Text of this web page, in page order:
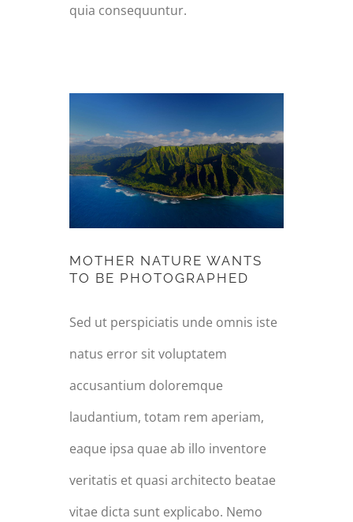
quia consequuntur.
MOTHER NATURE
WANTS TO BE
PHOTOGRAPHED
MOTHER NATURE WANTS
TO BE PHOTOGRAPHED
Sed ut perspiciatis unde omnis iste
natus error sit voluptatem
accusantium doloremque
laudantium, totam rem aperiam,
eaque ipsa quae ab illo inventore
veritatis et quasi architecto beatae
vitae dicta sunt explicabo. Nemo